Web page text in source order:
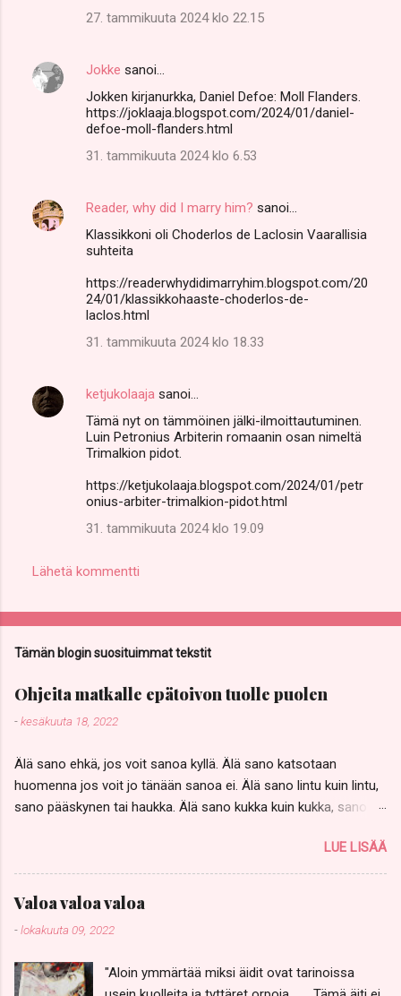
27. tammikuuta 2024 klo 22.15
Jokke sanoi…
Jokken kirjanurkka, Daniel Defoe: Moll Flanders.
https://joklaaja.blogspot.com/2024/01/daniel-
defoe-moll-flanders.html
31. tammikuuta 2024 klo 6.53
Reader, why did I marry him? sanoi…
Klassikkoni oli Choderlos de Laclosin Vaarallisia
suhteita
https://readerwhydidimarryhim.blogspot.com/20
24/01/klassikkohaaste-choderlos-de-
laclos.html
31. tammikuuta 2024 klo 18.33
ketjukolaaja sanoi…
Tämä nyt on tämmöinen jälki-ilmoittautuminen.
Luin Petronius Arbiterin romaanin osan nimeltä
Trimalkion pidot.
https://ketjukolaaja.blogspot.com/2024/01/petr
onius-arbiter-trimalkion-pidot.html
31. tammikuuta 2024 klo 19.09
Lähetä kommentti
Tämän blogin suosituimmat tekstit
Ohjeita matkalle epätoivon tuolle puolen
-kesäkuuta 18, 2022
Älä sano ehkä, jos voit sanoa kyllä. Älä sano katsotaan
huomenna jos voit jo tänään sanoa ei. Älä sano lintu kuin lintu,
sano pääskynen tai haukka. Älä sano kukka kuin kukka, sano
no olkoon, jos voikukista aletaan keittää heikoille keittoa ja
kissankelloilla halutaan soittaa muurahaisillekin sapeli kouraan.
Älä sano, samapa tuo, silläkin uhalla että sinut heitetään vailla
vettä ja paitaa, pimeään, kylmään. Älä pelkää yksinäisyyttä, ehkä
se on pelkkä tauko ennen loppusoiton pitkää, kiivasta syleilyä.
rikkoisi kurkiaurat matkalla rinnasta rintaan, särkisi ikuisesti
LUE LISÄÄ
Valoa valoa valoa
-lokakuuta 09, 2022
"Aloin ymmärtää miksi äidit ovat tarinoissa